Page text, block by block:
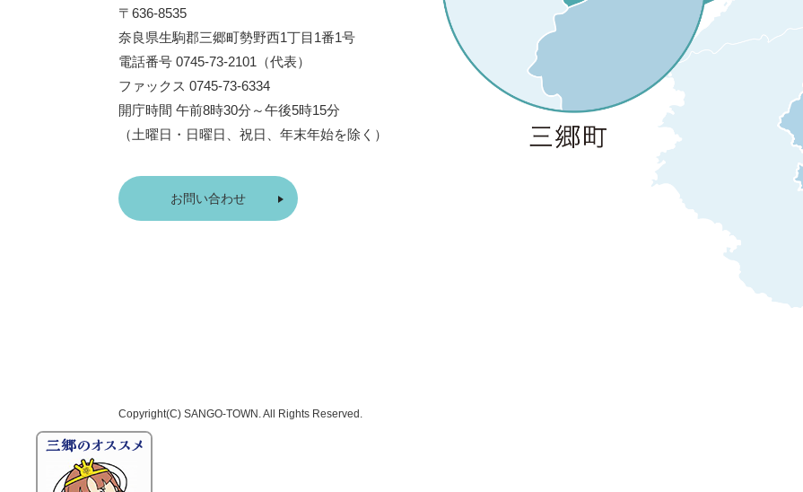
〒636-8535
奈良県生駒郡三郷町勢野西1丁目1番1号
電話番号 0745-73-2101（代表）
ファックス 0745-73-6334
開庁時間 午前8時30分～午後5時15分
（土曜日・日曜日、祝日、年末年始を除く）
お問い合わせ
Copyright(C) SANGO-TOWN. All Rights Reserved.